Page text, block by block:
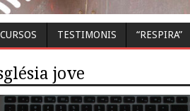
TESTIMONIS “RESPIRA”
jove